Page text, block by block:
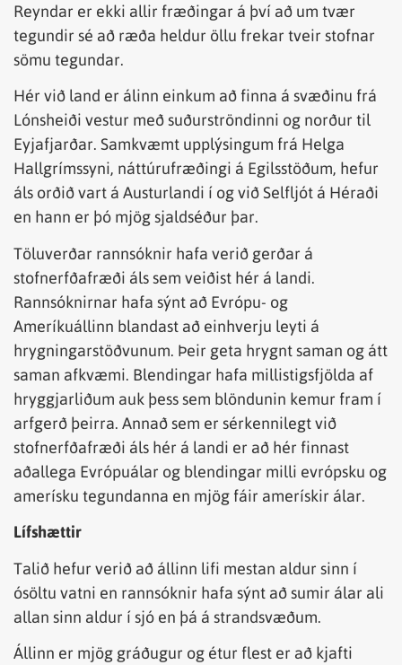
Reyndar er ekki allir fræðingar á því að um tvær
tegundir sé að ræða heldur öllu frekar tveir stofnar
sömu tegundar.
Hér við land er álinn einkum að finna á svæðinu frá
Lónsheiði vestur með suðurströndinni og norður til
Eyjafjarðar. Samkvæmt upplýsingum frá Helga
Hallgrímssyni, náttúrufræðingi á Egilsstöðum, hefur
áls orðið vart á Austurlandi í og við Selfljót á Héraði
en hann er þó mjög sjaldséður þar.
Töluverðar rannsóknir hafa verið gerðar á
stofnerfðafræði áls sem veiðist hér á landi.
Rannsóknirnar hafa sýnt að Evrópu- og
Ameríkuállinn blandast að einhverju leyti á
hrygningarstöðvunum. Þeir geta hrygnt saman og átt
saman afkvæmi. Blendingar hafa millistigsfjölda af
hryggjarliðum auk þess sem blöndunin kemur fram í
arfgerð þeirra. Annað sem er sérkennilegt við
stofnerfðafræði áls hér á landi er að hér finnast
aðallega Evrópuálar og blendingar milli evrópsku og
amerísku tegundanna en mjög fáir amerískir álar.
Lífshættir
Talið hefur verið að állinn lifi mestan aldur sinn í
ósöltu vatni en rannsóknir hafa sýnt að sumir álar ali
allan sinn aldur í sjó en þá á strandsvæðum.
Állinn er mjög gráðugur og étur flest er að kjafti